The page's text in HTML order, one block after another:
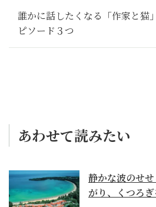
誰かに話したくなる「作家と猫
ピソード３つ
あわせて読みたい
静かな波のせ
がり、くつろ